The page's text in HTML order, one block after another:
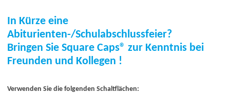
In Kürze eine
Abiturienten-/Schulabschlussfeier?
Bringen Sie Square Caps® zur Kenntnis bei
Freunden und Kollegen !
Verwenden Sie die folgenden Schaltflächen: